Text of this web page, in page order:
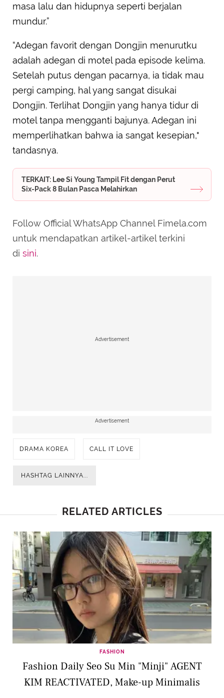
masa lalu dan hidupnya seperti berjalan
mundur.”
“Adegan favorit dengan Dongjin menurutku
adalah adegan di motel pada episode kelima.
Setelah putus dengan pacarnya, ia tidak mau
pergi camping, hal yang sangat disukai
Dongjin. Terlihat Dongjin yang hanya tidur di
motel tanpa mengganti bajunya. Adegan ini
memperlihatkan bahwa ia sangat kesepian,"
tandasnya.
TERKAIT: Lee Si Young Tampil Fit dengan Perut
Six-Pack 8 Bulan Pasca Melahirkan
Follow Official WhatsApp Channel Fimela.com
untuk mendapatkan artikel-artikel terkini
di sini.
Advertisement
Advertisement
DRAMA KOREA CALL IT LOVE
HASHTAG LAINNYA...
RELATED ARTICLES
FASHION
Fashion Daily Seo Su Min "Minji" AGENT
KIM REACTIVATED, Make-up Minimalis